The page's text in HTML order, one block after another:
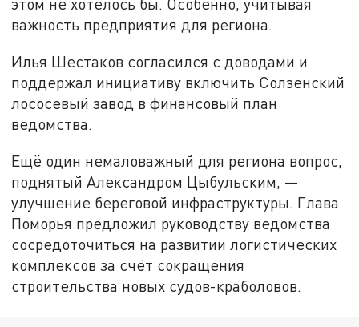
этом не хотелось бы. Особенно, учитывая
важность предприятия для региона.
Илья Шестаков согласился с доводами и
поддержал инициативу включить Солзенский
лососевый завод в финансовый план
ведомства.
Ещё один немаловажный для региона вопрос,
поднятый Александром Цыбульским, —
улучшение береговой инфраструктуры. Глава
Поморья предложил руководству ведомства
сосредоточиться на развитии логистических
комплексов за счёт сокращения
строительства новых судов-краболовов.